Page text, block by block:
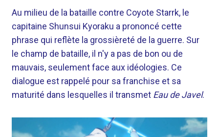
Au milieu de la bataille contre Coyote Starrk, le
capitaine Shunsui Kyoraku a prononcé cette
phrase qui reflète la grossièreté de la guerre. Sur
le champ de bataille, il n'y a pas de bon ou de
mauvais, seulement face aux idéologies. Ce
dialogue est rappelé pour sa franchise et sa
maturité dans lesquelles il transmet Eau de Javel.